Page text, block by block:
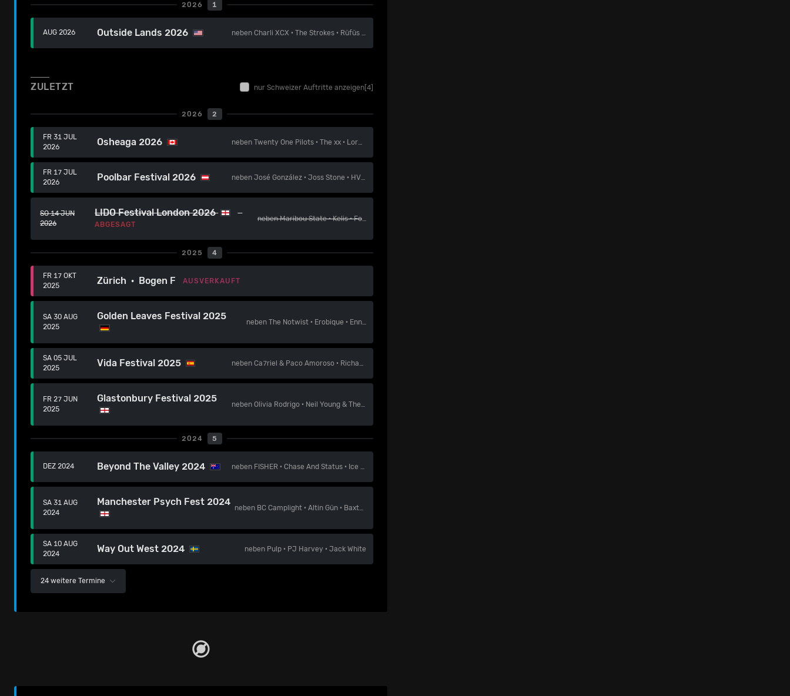
2026 1
AUG 2026 Outside Lands 2026 nebenCharli XCX ·The Strokes · Rüfüs du Sol
ZULETZT nur Schweizer Auftritte anzeigen [4]
2026 2
FR 31 JUL
2026
Osheaga 2026 nebenTwenty One Pilots ·The xx · Lorde
FR 17 JUL
2026
Poolbar Festival 2026 nebenJosé González ·Joss Stone · HVOB
SO 14 JUN
2026
LIDO Festival London 2026
ABGESAGT
nebenMaribou State·Kelis·Folamour
2025 4
FR 17 OKT
2025
Zürich · Bogen F AUSVERKAUFT
SA 30 AUG
2025
Golden Leaves Festival 2025
nebenThe Notwist · Erobique · Ennio
SA 05 JUL
2025
Vida Festival 2025 nebenCa7riel & Paco Amoroso · Richard Hawley
FR 27 JUN
2025
Glastonbury Festival 2025
nebenOlivia Rodrigo · Neil Young & The Chrome Hearts
2024 5
DEZ 2024 Beyond The Valley 2024 neben FISHER ·Chase And Status · Ice Spice
SA 31 AUG
2024
Manchester Psych Fest 2024
neben BC Camplight· Altin Gün· Baxter Dury
SA 10 AUG
2024
Way Out West 2024 neben Pulp · PJ Harvey ·Jack White
24 weitere Termine